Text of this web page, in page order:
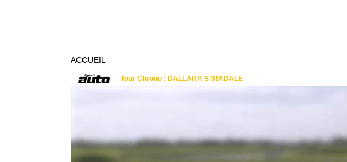
ACCUEIL